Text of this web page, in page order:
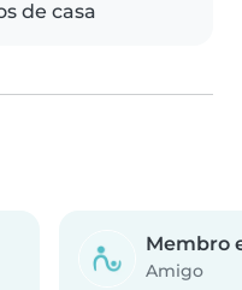
de casa
Membro
Amigo